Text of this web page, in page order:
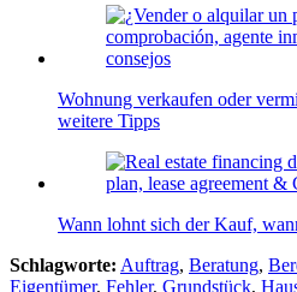
Wohnung verkaufen oder
weitere Tipps
Wann lohnt sich der Kauf,
Schlagworte: Auftrag, Beratung,
Eigentümer, Fehler, Grundstück,